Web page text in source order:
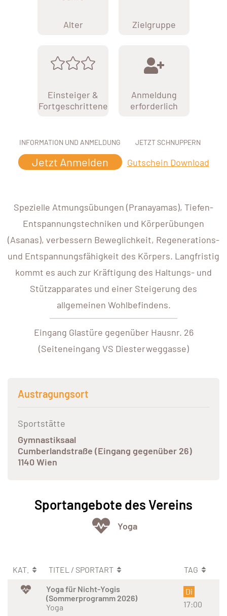
Alter Zielgruppe
Einsteiger &
Fortgeschrittene
Anmeldung
erforderlich
INFORMATION UND ANMELDUNG
Jetzt Anmelden
JETZT SCHNUPPERN
Gutschein Download
Spezielle Atmungsübungen (Pranayamas), Tiefen-
Entspannungstechniken und Körperübungen
(Asanas), verbessern Beweglichkeit, Regenerations-
und Entspannungsfähigkeit des Körpers. Langfristig
kommt es auch zur Kräftigung des Haltungs- und
Stützapparates und einer Steigerung des
allgemeinen Wohlbefindens.
Eingang Glastüre gegenüber Hausnr. 26
(Seiteneingang VS Diesterweggasse)
Austragungsort
Sportstätte
Gymnastiksaal
Cumberlandstraße (Eingang gegenüber 26)
1140 Wien
Sportangebote des Vereins
Yoga
KAT. TITEL / SPORTART
TAG
Yoga für Nicht-Yogis
(Sommerprogramm 2026)
Yoga
Di
17:00